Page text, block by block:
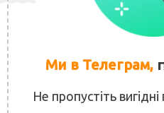
Ми в Телеграм,
Не пропустіть